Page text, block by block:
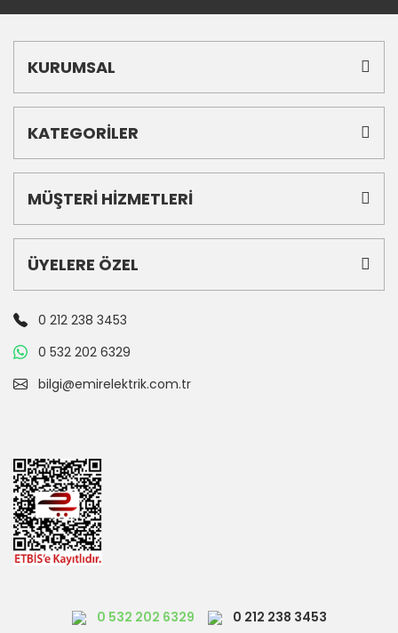
KURUMSAL
KATEGORİLER
MÜŞTERİ HİZMETLERİ
ÜYELERE ÖZEL
0 212 238 3453
0 532 202 6329
bilgi@emirelektrik.com.tr
0 532 202 6329 0 212 238 3453